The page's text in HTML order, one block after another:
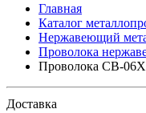
Главная
Каталог
Нержавеющий
Проволока
Проволока СВ-
Доставка